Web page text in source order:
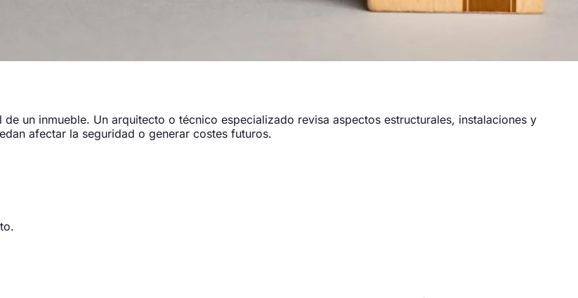
un inmueble. Un arquitecto o técnico especializado revisa aspectos estructurales, instalaciones y
afectar la seguridad o generar costes futuros.